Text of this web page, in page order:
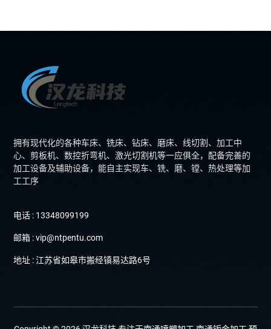
拥有现代化的各种车床、铣床、钻床、磨床、线切割、加工中
心、剪板机、数控折弯机、激光切割机等一应俱全，配备完善的
加工设备及辅助设备，能自主实现车、铣、磨、镗、热处理等加
工工序
电话 : 13348099199
邮箱 : vip@ntpentu.com
地址 : 江苏省如皋市搬经镇易达路6号